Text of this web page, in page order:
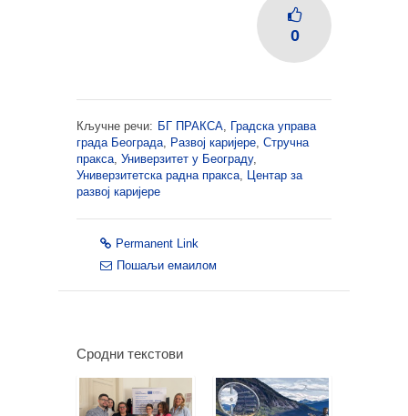
0
Кључне речи: БГ ПРАКСА Градска управа
града Београда Развој каријере Стручна
пракса Универзитет у Београду,
Универзитетска радна пракса Центар за
развој каријере
Permanent Link
Пошаљи емаилом
Сродни текстови